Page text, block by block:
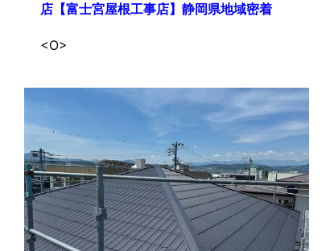
店【富士宮屋根工事店】静岡県地域密着
<O>